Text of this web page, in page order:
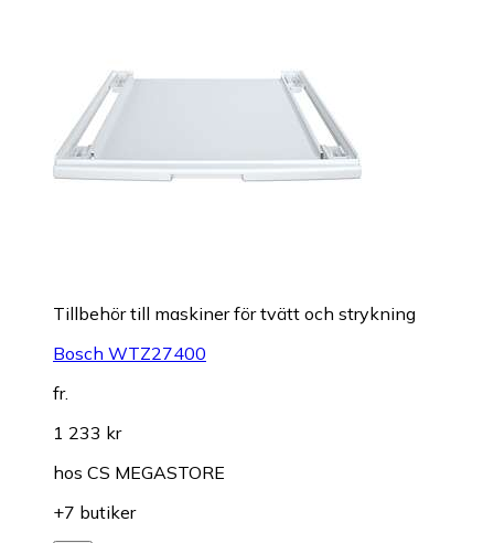
Tillbehör till maskiner för tvätt och strykning
Bosch WTZ27400
fr.
1 233 kr
hos CS MEGASTORE
+7 butiker